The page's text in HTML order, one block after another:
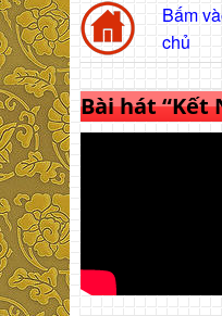
Bấm
chủ
Bài hát “Kết